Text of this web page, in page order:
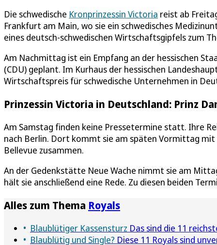
Die schwedische Kronprinzessin Victoria reist ab
Frankfurt am Main, wo sie ein schwedisches
eines deutsch-schwedischen Wirtschaftsgipfels zum
Am Nachmittag ist ein Empfang an der hessischen
(CDU) geplant. Im Kurhaus der hessischen
Wirtschaftspreis für schwedische Unternehmen in
Prinzessin Victoria in Deutschland: Prinz
Am Samstag finden keine Pressetermine statt. Ihre
nach Berlin. Dort kommt sie am späten Vormittag
Bellevue zusammen.
An der Gedenkstätte Neue Wache nimmt sie am
hält sie anschließend eine Rede. Zu diesen beiden
Alles zum Thema Royals
Blaublütiger Kassensturz Das sind die 11
Blaublütig und Single? Diese 11 Royals sind